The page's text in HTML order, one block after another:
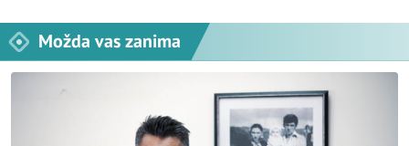
Možda vas zanima